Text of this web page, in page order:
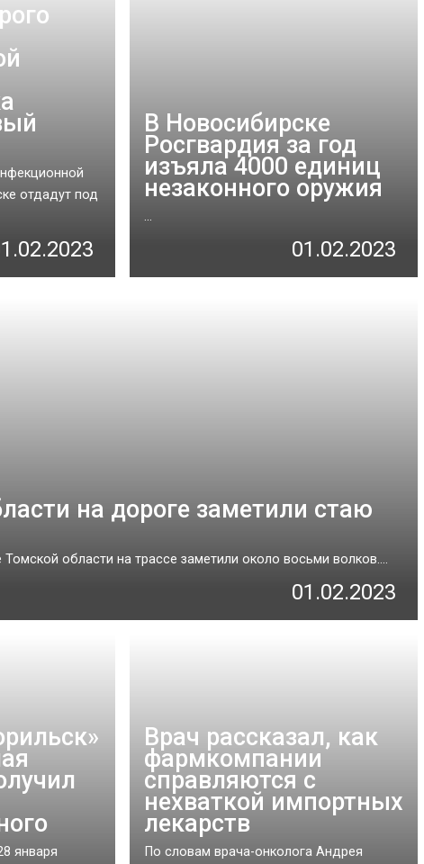
отдадут под
В Новосибирске
Росгвардия за год
изъяла 4000 единиц
незаконного оружия
...
01.02.2023
на дороге заметили стаю
области на трассе заметили около восьми волков....
01.02.2023
января
Врач рассказал, как
фармкомпании
справляются с
нехваткой импортных
лекарств
По словам врача-онколога Андрея